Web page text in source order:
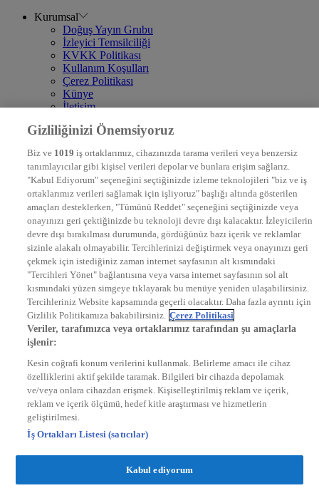
Kurumsal
Doğuş Yayın Grubu
İzleyici Temsilciliği
KVKK Politikası
Kullanım Koşulları
Çerez Politikası
Künye
İletişim
DYG Televizyonlar
STAR
EURO STAR
KRAL POP TV
DYG Radyolar
NTV RADYO
KRAL FM
KRAL POP
EKSEN
VOYAGE
DYG Dijital
ntv.com.tr
ntvspor.net
secim.ntv.com.tr
startv.com.tr
kralmuzik.com.tr
Gizliliğinizi Önemsiyoruz
Biz ve 1019 iş ortaklarımız, cihazınızda tarama verileri veya benzersiz
tanımlayıcılar gibi kişisel verileri depolar ve bunlara erişim sağlarız.
"Kabul Ediyorum" seçeneğini seçtiğinizde izleme teknolojileri "biz ve iş
ortaklarımız verileri sağlamak için işliyoruz" başlığı altında gösterilen
amaçları desteklerken, "Tümünü Reddet" seçeneğini seçtiğinizde veya
onayınızı geri çektiğinizde bu teknoloji devre dışı kalacaktır. İzleyicilerin
devre dışı bırakılması durumunda, gördüğünüz bazı içerik ve reklamlar
sizinle alakalı olmayabilir. Tercihlerinizi değiştirmek veya onayınızı geri
çekmek için istediğiniz zaman internet sayfasının alt kısmındaki
"Tercihleri Yönet" bağlantısına veya varsa internet sayfasının sol alt
kısmındaki yüzen simgeye tıklayarak bu menüye yeniden ulaşabilirsiniz.
Tercihleriniz Website kapsamında geçerli olacaktır. Daha fazla ayrıntı için
Gizlilik Politikamıza bakabilirsiniz. Çerez Politikasi
Veriler, tarafımızca veya ortaklarımız tarafından şu amaçlarla
işlenir:
Kesin coğrafi konum verilerini kullanmak. Belirleme amacı ile cihaz
özelliklerini aktif şekilde taramak. Bilgileri bir cihazda depolamak
ve/veya onlara cihazdan erişmek. Kişiselleştirilmiş reklam ve içerik,
reklam ve içerik ölçümü, hedef kitle araştırması ve hizmetlerin
geliştirilmesi.
İş Ortakları Listesi (satıcılar)
Kabul ediyorum